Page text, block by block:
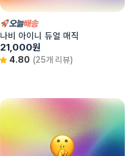
나비 아이니 듀얼 매직
21,000원
4.80 (25개 리뷰)